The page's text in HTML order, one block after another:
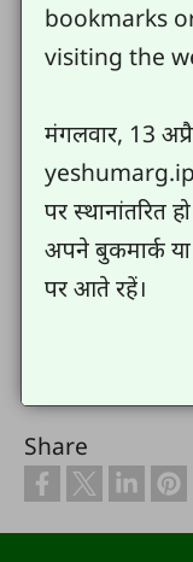
T4T Session
T4T Oral
KB)View
T4T Oral
MB)View
Share
bookmarks
visiting the
मंगलवार, 13
पर स्थानांतरित
अपने बुकमार्क
पर आते रहें।